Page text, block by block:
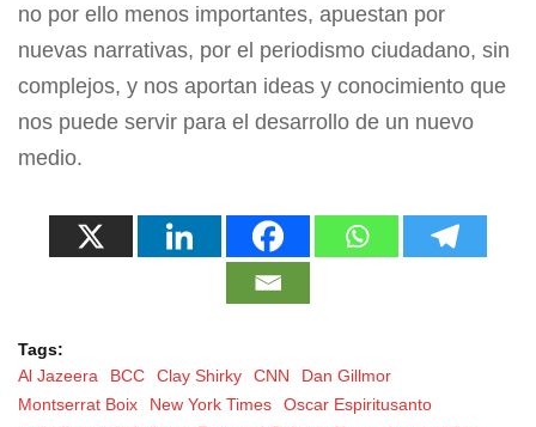
no por ello menos importantes, apuestan por
nuevas narrativas, por el periodismo ciudadano, sin
complejos, y nos aportan ideas y conocimiento que
nos puede servir para el desarrollo de un nuevo
medio.
Tags:
Al Jazeera
BCC Clay Shirky CNN
Dan Gillmor
Montserrat Boix
New York Times
Oscar Espiritusanto